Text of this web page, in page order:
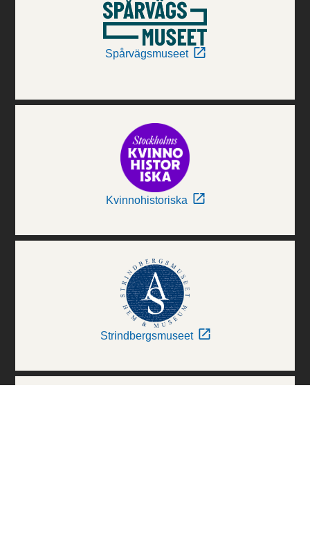
Spårvägsmuseet
Kvinnohistoriska
Strindbergsmuseet